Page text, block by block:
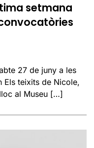
setmana
27 de juny a les
Els teixits de Nicole,
al Museu […]